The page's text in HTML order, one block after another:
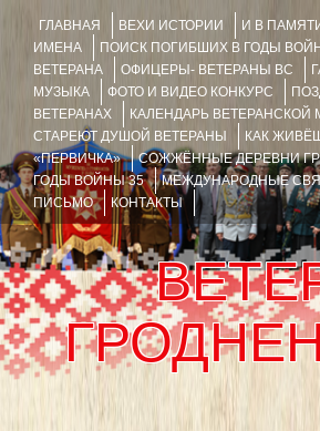
ГЛАВНАЯ ВЕХИ ИСТОРИИ
И В
ИМЕНА
ПОИСК ПОГИБШИХ В ГОДЫ
ВЕТЕРАНА
ОФИЦЕРЫ- ВЕТЕРАНЫ ВС
МУЗЫКА
ФОТО И ВИДЕО КОНКУРС
ВЕТЕРАНАХ
КАЛЕНДАРЬ ВЕТЕРАНСКОЙ
СТАРЕЮТ ДУШОЙ ВЕТЕРАНЫ
КАК
«ПЕРВИЧКА»
СОЖЖЁННЫЕ ДЕРЕВНИ
ГОДЫ ВОЙНЫ 35
МЕЖДУНАРОДНЫЕ
ПИСЬМО
КОНТАКТЫ